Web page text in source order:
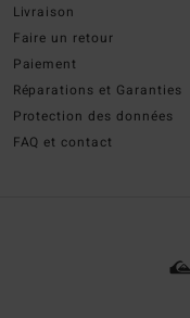
Livraison
Faire un retour
Paiement
Réparations et Garanties
Protection des données
FAQ et contact